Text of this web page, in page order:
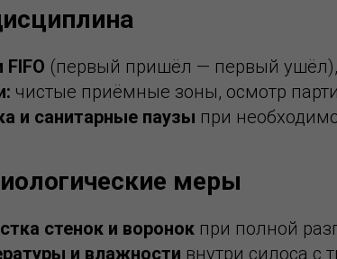
(первый пришёл — первый
чистые приёмные зоны, осмотр
и санитарные паузы при
меры
стенок и воронок при полной
и влажности внутри силоса с